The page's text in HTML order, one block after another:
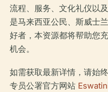
流程、服务、文化礼仪以
是马来西亚公民、斯威士
好者，本资源都将帮助您
机会。
如需获取最新详情，请始
专员公署官方网站